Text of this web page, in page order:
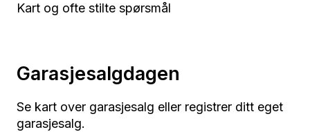
Kart og ofte stilte spørsmål
Garasjesalgdagen
Se kart over garasjesalg eller registrer ditt eget
garasjesalg.